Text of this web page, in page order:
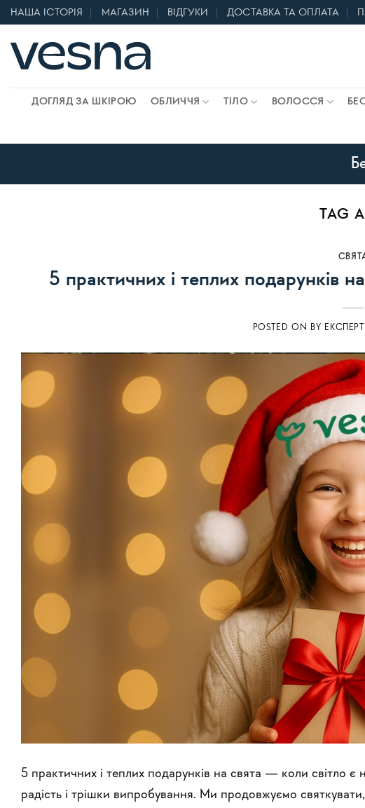
Skip
content
НАША ІСТОРІЯ МАГАЗИН ВІДГУКИ ДОСТАВКА ТА ОПЛАТА
ДОГЛЯД ЗА ШКІРОЮ ОБЛИЧЧЯ ТІЛО ВОЛОССЯ
TAG
5 практичних і теплих подарунків
POSTED ON BY
5 практичних і теплих подарунків на свята — коли світло
радість і трішки випробування. Ми продовжуємо